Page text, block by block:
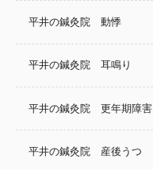
平井の鍼灸院 動悸
平井の鍼灸院 耳鳴り
平井の鍼灸院 更年期障害
平井の鍼灸院 産後うつ